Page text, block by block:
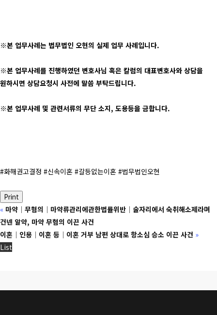
※본 업무사례는 법무법인 오현의 실제 업무 사례입니다.
※본 업무사례를 진행하였던 변호사님 혹은 칼럼의 대표변호사와 상담을
원하시면 상담요청시 사전에 말씀 부탁드립니다.
※본 업무사례 및 관련서류의 무단 소지, 도용등을 금합니다.
#화해권고결정 #신속이혼 #갈등없는이혼 #법무법인오현
Print
« 마약│무혐의│마약류관리에관한법률위반│술자리에서 숙취해소제라며
건넨 알약, 마약 무혐의 이끈 사건
이혼│인용│이혼 등│이혼 거부 남편 상대로 항소심 승소 이끈 사건 »
List